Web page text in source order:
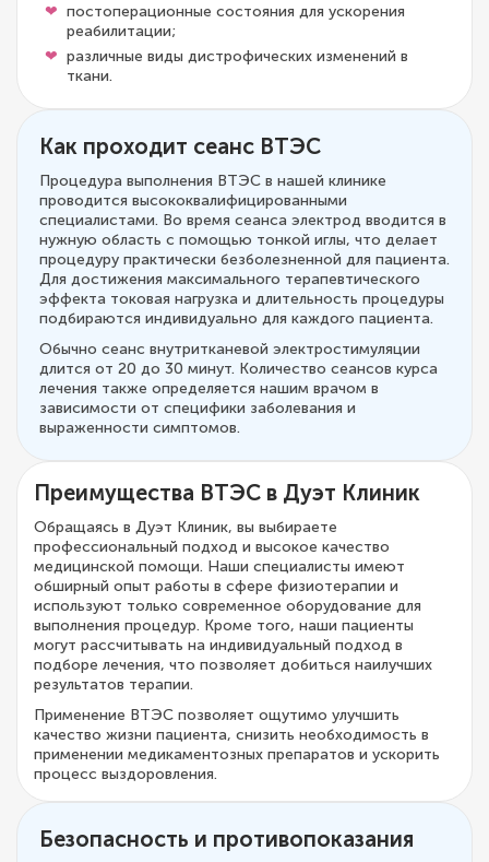
постоперационные состояния для ускорения
реабилитации;
различные виды дистрофических изменений в
ткани.
Как проходит сеанс ВТЭС
Процедура выполнения ВТЭС в нашей клинике
проводится высококвалифицированными
специалистами. Во время сеанса электрод вводится в
нужную область с помощью тонкой иглы, что делает
процедуру практически безболезненной для пациента.
Для достижения максимального терапевтического
эффекта токовая нагрузка и длительность процедуры
подбираются индивидуально для каждого пациента.
Обычно сеанс внутритканевой электростимуляции
длится от 20 до 30 минут. Количество сеансов курса
лечения также определяется нашим врачом в
зависимости от специфики заболевания и
выраженности симптомов.
Преимущества ВТЭС в Дуэт Клиник
Обращаясь в Дуэт Клиник, вы выбираете
профессиональный подход и высокое качество
медицинской помощи. Наши специалисты имеют
обширный опыт работы в сфере физиотерапии и
используют только современное оборудование для
выполнения процедур. Кроме того, наши пациенты
могут рассчитывать на индивидуальный подход в
подборе лечения, что позволяет добиться наилучших
результатов терапии.
Применение ВТЭС позволяет ощутимо улучшить
качество жизни пациента, снизить необходимость в
применении медикаментозных препаратов и ускорить
процесс выздоровления.
Безопасность и противопоказания